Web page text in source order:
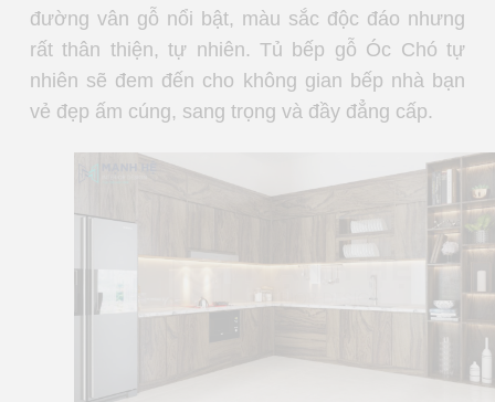
đường vân gỗ nổi bật, màu sắc độc đáo nhưng
rất thân thiện, tự nhiên. Tủ bếp gỗ Óc Chó tự
nhiên sẽ đem đến cho không gian bếp nhà bạn
vẻ đẹp ấm cúng, sang trọng và đầy đẳng cấp.